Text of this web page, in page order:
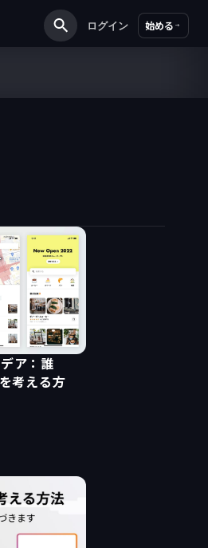
ログイン 始める
ア：誰
考える方